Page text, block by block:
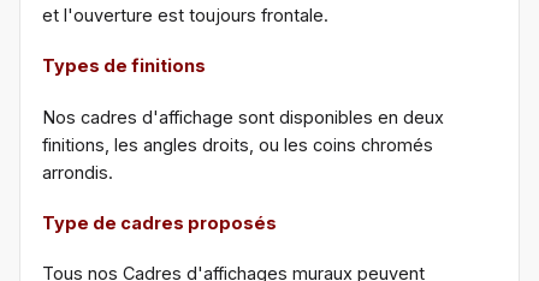
et l'ouverture est toujours frontale.
Types de finitions
Nos cadres d'affichage sont disponibles en deux
finitions, les angles droits, ou les coins chromés
arrondis.
Type de cadres proposés
Tous nos Cadres d'affichages muraux peuvent